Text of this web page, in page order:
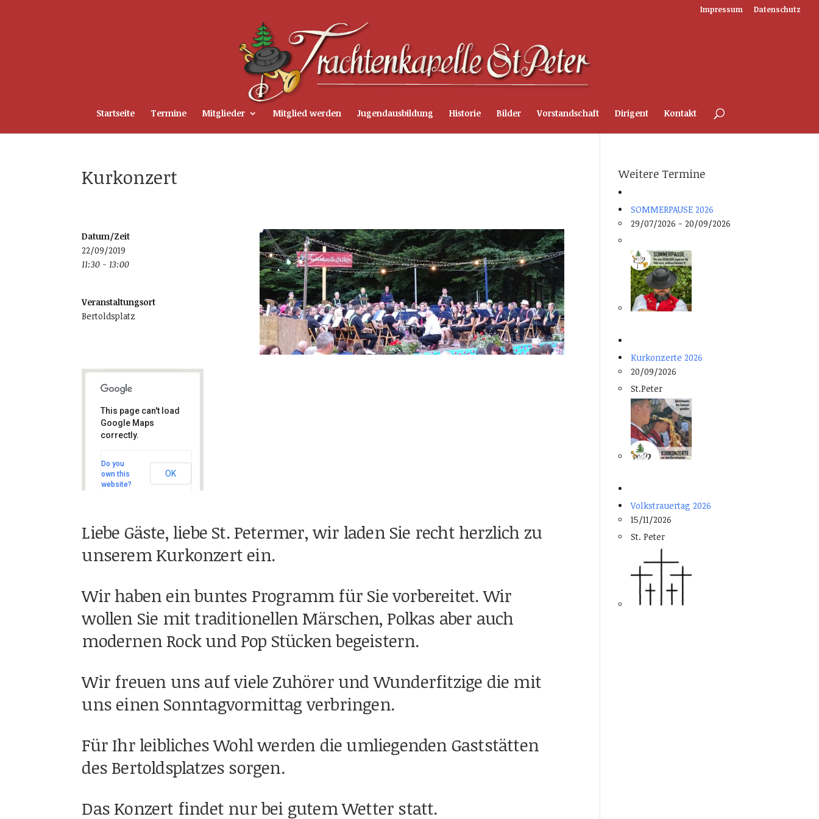
Impressum Datenschutz
Startseite Termine Mitglieder Mitglied werden Jugendausbildung Historie Bilder Vorstandschaft Dirigent Kontakt
Kurkonzert
Datum/Zeit
22/09/2019
11:30 - 13:00
Veranstaltungsort
Bertoldsplatz
Bertoldsplatz
Bertoldsplatz - St. Peter
This page can't load
Google Maps
correctly.
Do you
own this
website?
OK
Liebe Gäste, liebe St. Petermer, wir laden Sie recht herzlich zu
unserem Kurkonzert ein.
Wir haben ein buntes Programm für Sie vorbereitet. Wir
wollen Sie mit traditionellen Märschen, Polkas aber auch
modernen Rock und Pop Stücken begeistern.
Wir freuen uns auf viele Zuhörer und Wunderfitzige die mit
uns einen Sonntagvormittag verbringen.
Für Ihr leibliches Wohl werden die umliegenden Gaststätten
des Bertoldsplatzes sorgen.
Das Konzert findet nur bei gutem Wetter statt.
Weitere Termine
SOMMERPAUSE 2026
29/07/2026 - 20/09/2026
Kurkonzerte 2026
20/09/2026
St.Peter
Volkstrauertag 2026
15/11/2026
St. Peter